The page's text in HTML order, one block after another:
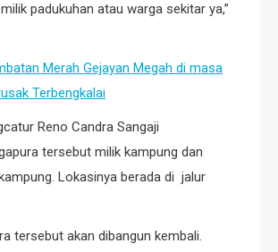
padukuhan atau warga sekitar ya,”
Merah Gejayan Megah di masa
Terbengkalai
Reno Candra Sangaji
tersebut milik kampung dan
Lokasinya berada di jalur
tersebut akan dibangun kembali.